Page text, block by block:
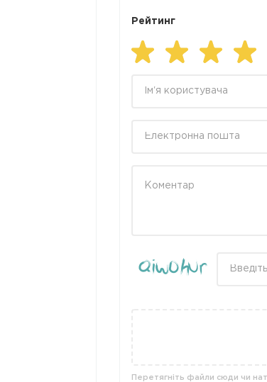
Рейтинг
Перетягніть файли сюди чи